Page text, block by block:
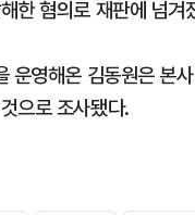
한 혐의로 재판에 넘겨
영해온 김동원은 본
으로 조사됐다.